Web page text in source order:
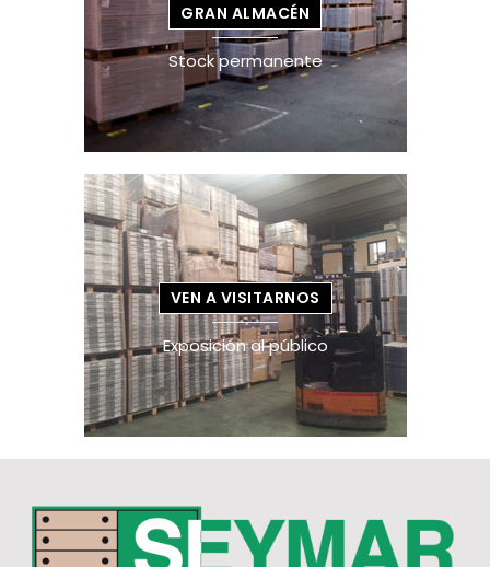
GRAN ALMACÉN
Stock permanente
VEN A VISITARNOS
Exposición al público